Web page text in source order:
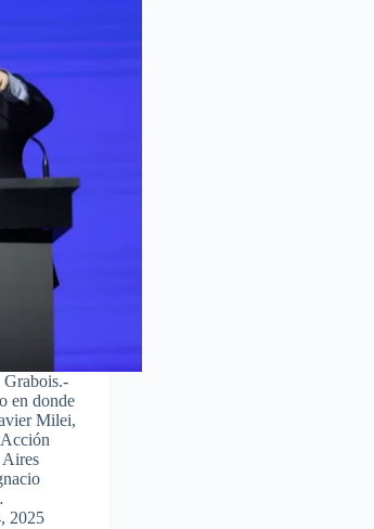
Grabois.-
en donde
Milei,
Aires
2025